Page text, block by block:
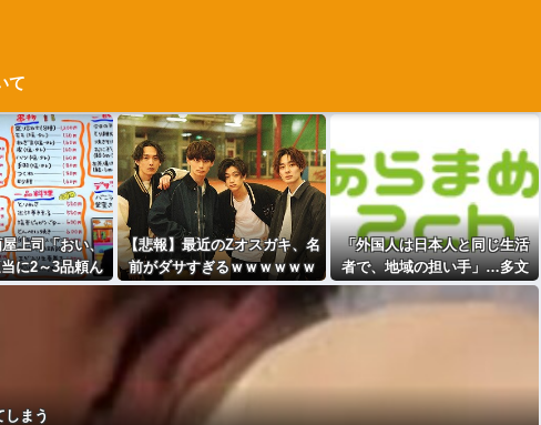
て
上司「おい、
に2～3品頼ん
くれや」
【悲報】最近のZオスガキ、名
前がダサすぎるｗｗｗｗｗｗ
「外国人は日本人と同じ生活
者で、地域の担い手」…多文
化共生実現への提言、全国知
事会が政府に提出 [少考さん
しまう